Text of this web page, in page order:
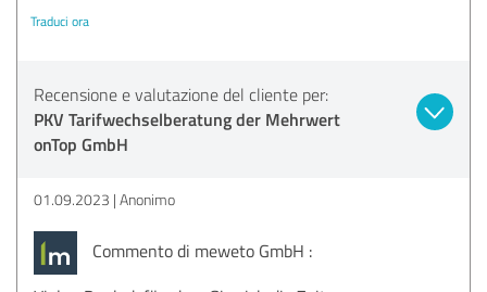
Traduci ora
Recensione e valutazione del cliente per:
PKV Tarifwechselberatung der Mehrwert
onTop GmbH
01.09.2023 Anonimo
Commento di meweto GmbH :